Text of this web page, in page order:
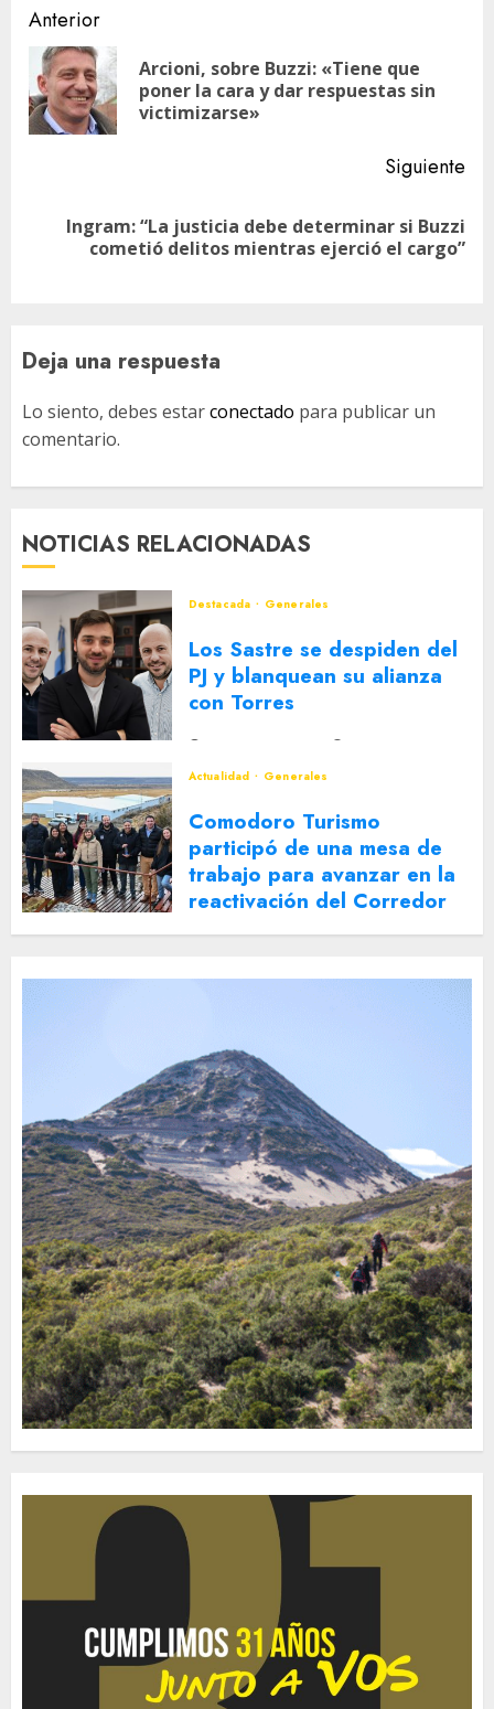
Navegación
de
entradas
Anterior
Arcioni, sobre Buzzi: «Tiene que
poner la cara y dar respuestas sin
victimizarse»
Siguiente
Siguiente
entrada:
Ingram: “La justicia debe determinar si Buzzi
cometió delitos mientras ejerció el cargo”
Deja una respuesta
Lo siento, debes estarconectado para publicar un
comentario.
NOTICIAS RELACIONADAS
Destacada Generales
Los Sastre se despiden del
PJ y blanquean su alianza
con Torres
Actualidad
Generales
Comodoro Turismo
participó de una mesa de
trabajo para avanzar en la
reactivación del Corredor
Turístico Integrado